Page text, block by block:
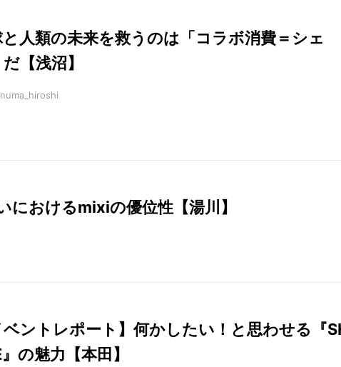
人類の未来を救うのは「コラボ消費＝シェ
【浅沼】
おけるmixiの優位性【湯川】
ベントレポート】何かしたい！と思わせる『
の魅力【本田】
ト